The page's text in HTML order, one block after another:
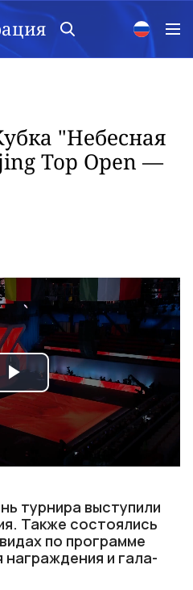
"Небесная
Top Open —
Play
Video
турнира выступили
Также состоялись
по программе
и гала-